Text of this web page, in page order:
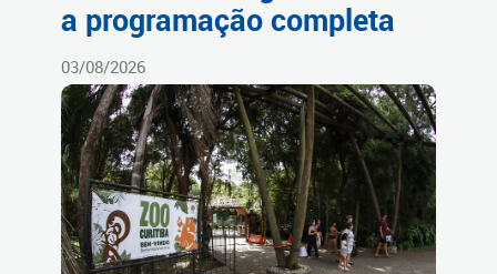
a programação completa
03/08/2026